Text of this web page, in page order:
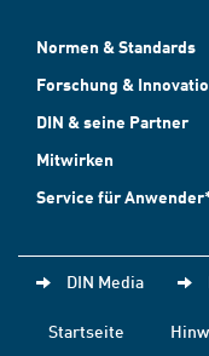
Normen & Standards
Forschung &
DIN & seine Partner
Mitwirken
Service für
DIN Media
Startseite